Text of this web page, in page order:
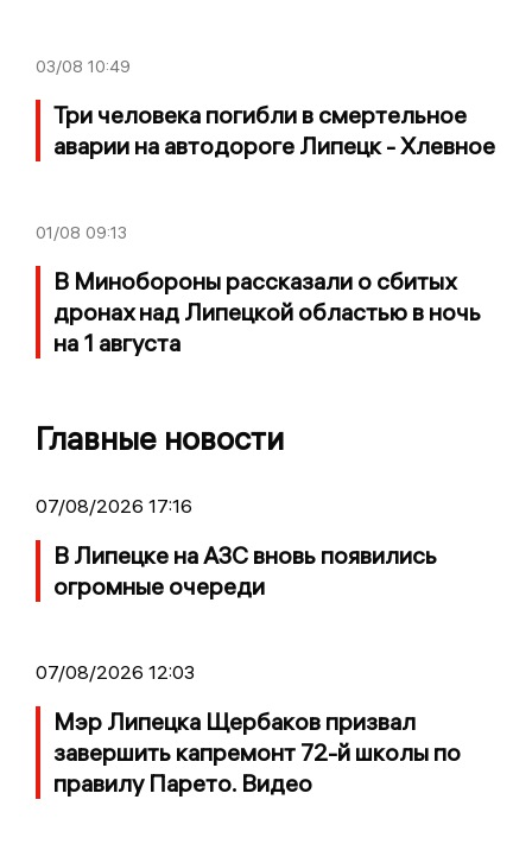
03/08 10:49
Три человека погибли в смертельное
аварии на автодороге Липецк - Хлевное
01/08 09:13
В Минобороны рассказали о сбитых
дронах над Липецкой областью в ночь
на 1 августа
Главные новости
07/08/2026 17:16
В Липецке на АЗС вновь появились
огромные очереди
07/08/2026 12:03
Мэр Липецка Щербаков призвал
завершить капремонт 72-й школы по
правилу Парето. Видео